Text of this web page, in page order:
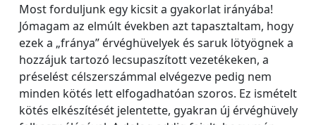
Most forduljunk egy kicsit a gyakorlat irányába!
Jómagam az elmúlt években azt tapasztaltam, hogy
ezek a „fránya” érvéghüvelyek és saruk lötyögnek a
hozzájuk tartozó lecsupaszított vezetékeken, a
préselést célszerszámmal elvégezve pedig nem
minden kötés lett elfogadhatóan szoros. Ez ismételt
kötés elkészítését jelentette, gyakran új érvéghüvely